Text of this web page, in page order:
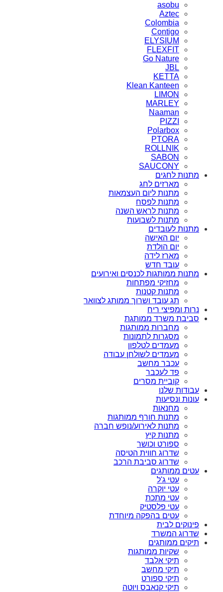
asobu
Aztec
Colombia
Contigo
ELYSIUM
FLEXFIT
Go Nature
JBL
KETTA
Klean Kanteen
LIMON
MARLEY
Naaman
PIZZI
Polarbox
PTORA
ROLLNIK
SABON
SAUCONY
מתנות לחגים
מארזים לחג
מתנות ליום העצמאות
מתנות לפסח
מתנות לראש השנה
מתנות לשבועות
מתנות לעובדים
יום האישה
יום הולדת
מארז לידה
עובד חדש
מתנות ממותגות לכנסים ואירועים
מחזיקי מפתחות
מתנות קטנות
תג עובד ושרוך ממותג לצוואר
נרות ומפיצי ריח
סביבת משרד ממותגת
מחברות ממותגות
מסגרות לתמונות
מעמדים לטלפון
מעמדים לשולחן עבודה
עכבר מחשב
פד לעכבר
קוביית מסרים
עבודות שלנו
עונות ונסיעות
מחנאות
מתנות חורף ממותגות
מתנות לאירוע/נופש חברה
מתנות קיץ
ספורט וכושר
שדרוג חווית הטיסה
שדרוג סביבת הרכב
עטים ממותגים
עטי ג'ל
עטי יוקרה
עטי מתכת
עטי פלסטיק
עטים בהפקה מיוחדת
פינוקים לבית
שדרוג המשרד
תיקים ממותגים
שקיות ממותגות
תיקי אלבד
תיקי מחשב
תיקי ספורט
תיקי קנאבס ויוטה